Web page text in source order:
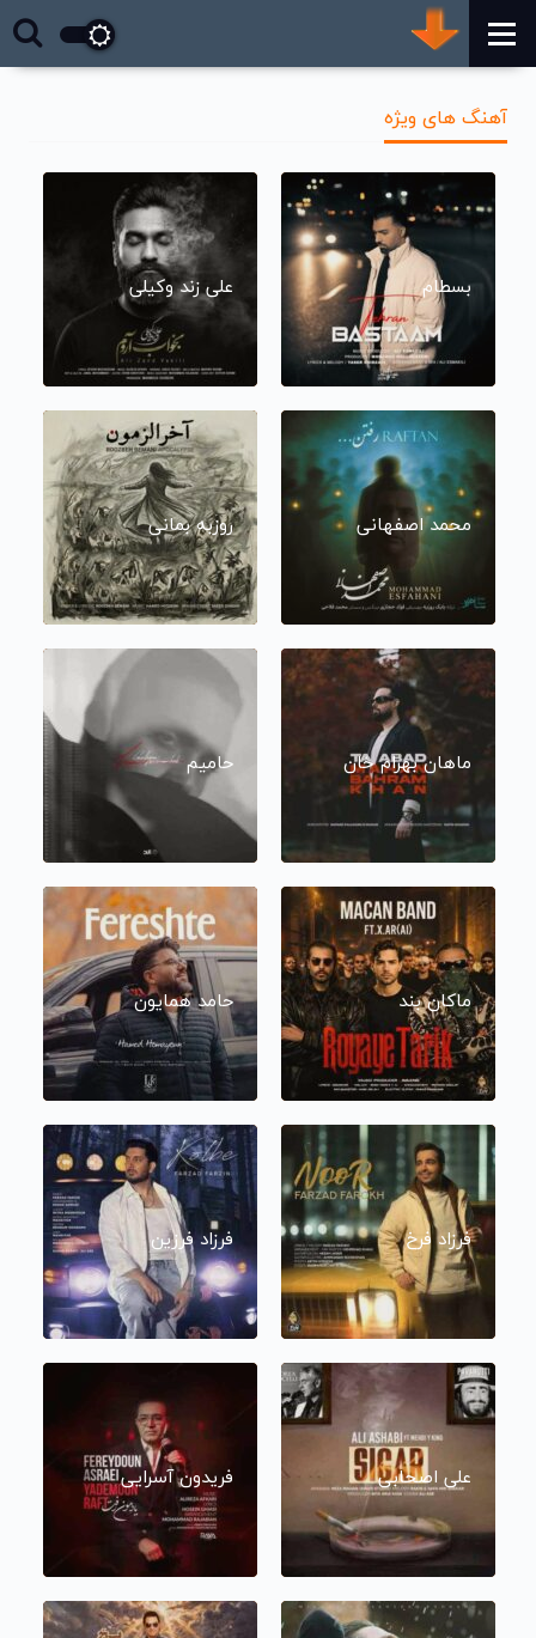
آهنگ های ویژه
بسطام علی زند وکیلی
محمد اصفهانی روزبه بمانی
ماهان بهرام خان حامیم
ماکان بند حامد همایون
فرزاد فرخ فرزاد فرزین
علی اصحابی فریدون آسرایی